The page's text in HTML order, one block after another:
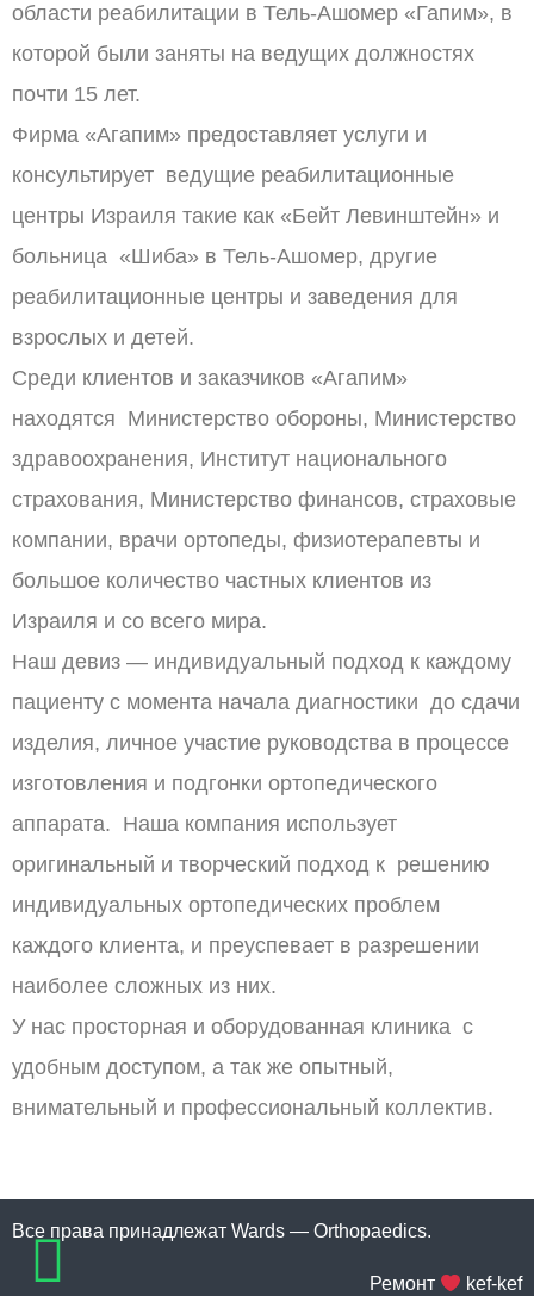
области реабилитации в Тель-Ашомер «Гапим», в
которой были заняты на ведущих должностях
почти 15 лет.
Фирма «Агапим» предоставляет услуги и
консультирует ведущие реабилитационные
центры Израиля такие как «Бейт Левинштейн» и
больница «Шиба» в Тель-Ашомер, другие
реабилитационные центры и заведения для
взрослых и детей.
Среди клиентов и заказчиков «Агапим»
находятся Министерство обороны, Министерство
здравоохранения, Институт национального
страхования, Министерство финансов, страховые
компании, врачи ортопеды, физиотерапевты и
большое количество частных клиентов из
Израиля и со всего мира.
Наш девиз — индивидуальный подход к каждому
пациенту с момента начала диагностики до сдачи
изделия, личное участие руководства в процессе
изготовления и подгонки ортопедического
аппарата. Наша компания использует
оригинальный и творческий подход к решению
индивидуальных ортопедических проблем
каждого клиента, и преуспевает в разрешении
наиболее сложных из них.
У нас просторная и оборудованная клиника с
удобным доступом, а так же опытный,
внимательный и профессиональный коллектив.
Все права принадлежат Wards — Orthopaedics.
Ремонт kef-kef